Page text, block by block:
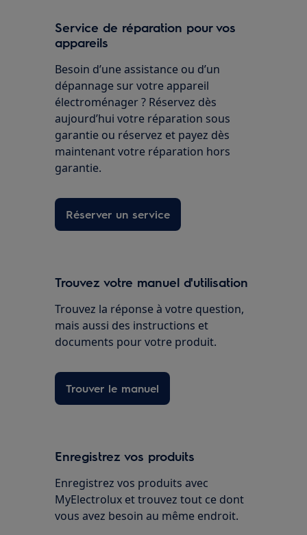
Service de réparation pour vos
appareils
Besoin d’une assistance ou d’un
dépannage sur votre appareil
électroménager ? Réservez dès
aujourd’hui votre réparation sous
garantie ou réservez et payez dès
maintenant votre réparation hors
garantie.
Réserver un service
Trouvez votre manuel d'utilisation
Trouvez la réponse à votre question,
mais aussi des instructions et
documents pour votre produit.
Trouver le manuel
Enregistrez vos produits
Enregistrez vos produits avec
MyElectrolux et trouvez tout ce dont
vous avez besoin au même endroit.